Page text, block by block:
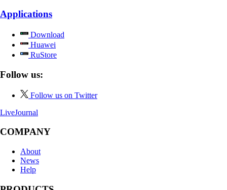
Applications
Download
Huawei
RuStore
Follow us:
Follow us on Twitter
LiveJournal
COMPANY
About
News
Help